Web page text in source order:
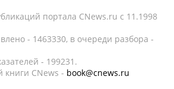
портала CNews.ru c 11.1998
- 1463330, в очереди разбора -
- 199231.
книги CNews - book@cnews.ru